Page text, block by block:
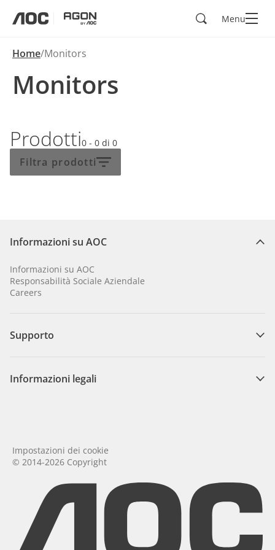
Cerca Menu
Home Monitors
Monitors
Prodotti0 - 0 di 0
Filtra prodotti
Informazioni su AOC
Informazioni su AOC
Responsabilità Sociale Aziendale
Careers
Supporto
Informazioni legali
© 2014-2026 Copyright
Impostazioni dei cookie